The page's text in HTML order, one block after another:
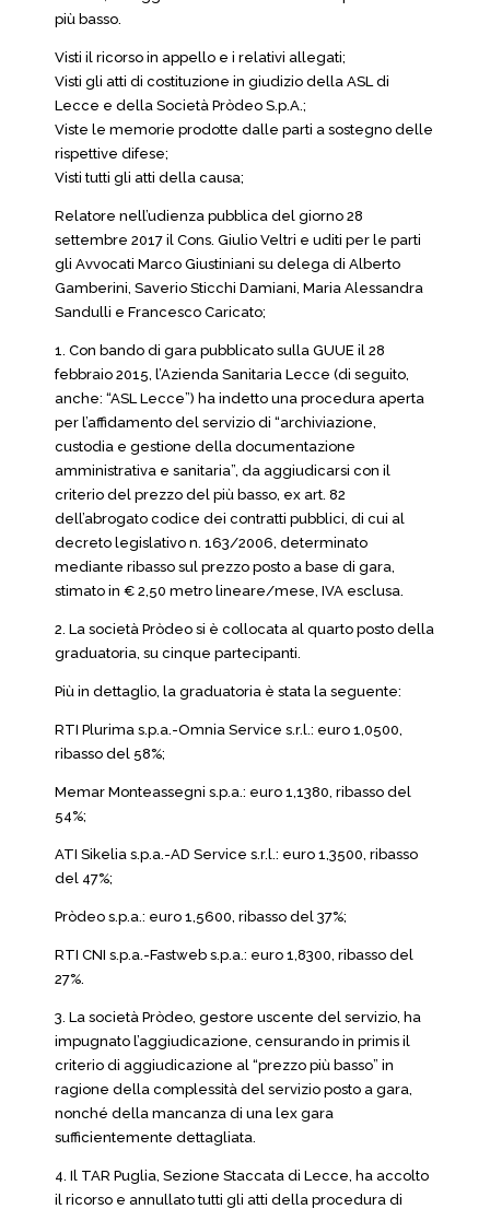
più basso.
Visti il ricorso in appello e i relativi allegati;
Visti gli atti di costituzione in giudizio della ASL di
Lecce e della Società Pròdeo S.p.A.;
Viste le memorie prodotte dalle parti a sostegno delle
rispettive difese;
Visti tutti gli atti della causa;
Relatore nell’udienza pubblica del giorno 28
settembre 2017 il Cons. Giulio Veltri e uditi per le parti
gli Avvocati Marco Giustiniani su delega di Alberto
Gamberini, Saverio Sticchi Damiani, Maria Alessandra
Sandulli e Francesco Caricato;
1. Con bando di gara pubblicato sulla GUUE il 28
febbraio 2015, l’Azienda Sanitaria Lecce (di seguito,
anche: “ASL Lecce”) ha indetto una procedura aperta
per l’affidamento del servizio di “archiviazione,
custodia e gestione della documentazione
amministrativa e sanitaria”, da aggiudicarsi con il
criterio del prezzo del più basso, ex art. 82
dell’abrogato codice dei contratti pubblici, di cui al
decreto legislativo n. 163/2006, determinato
mediante ribasso sul prezzo posto a base di gara,
stimato in € 2,50 metro lineare/mese, IVA esclusa.
2. La società Pròdeo si è collocata al quarto posto della
graduatoria, su cinque partecipanti.
Più in dettaglio, la graduatoria è stata la seguente:
RTI Plurima s.p.a.-Omnia Service s.r.l.: euro 1,0500,
ribasso del 58%;
Memar Monteassegni s.p.a.: euro 1,1380, ribasso del
54%;
ATI Sikelia s.p.a.-AD Service s.r.l.: euro 1,3500, ribasso
del 47%;
Pròdeo s.p.a.: euro 1,5600, ribasso del 37%;
RTI CNI s.p.a.-Fastweb s.p.a.: euro 1,8300, ribasso del
27%.
3. La società Pròdeo, gestore uscente del servizio, ha
impugnato l’aggiudicazione, censurando in primis il
criterio di aggiudicazione al “prezzo più basso” in
ragione della complessità del servizio posto a gara,
nonché della mancanza di una lex gara
sufficientemente dettagliata.
4. Il TAR Puglia, Sezione Staccata di Lecce, ha accolto
il ricorso e annullato tutti gli atti della procedura di